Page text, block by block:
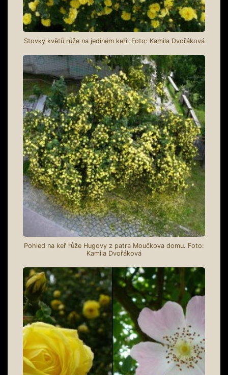
Stovky květů růže na jediném keři. Foto: Kamila Dvořáková
Pohled na keř růže Hugovy z patra Moučkova domu. Foto:
Kamila Dvořáková